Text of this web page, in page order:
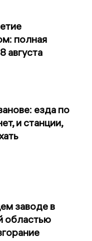
полная
августа
езда по
и станции,
заводе в
областью